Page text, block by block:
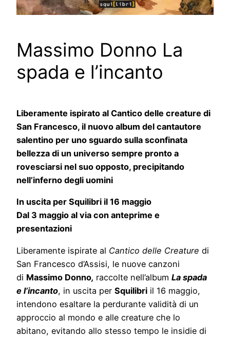
Massimo Donno La
spada e l’incanto
Liberamente ispirato al Cantico delle creature di
San Francesco, il nuovo album del cantautore
salentino per uno sguardo sulla sconfinata
bellezza di un universo sempre pronto a
rovesciarsi nel suo opposto, precipitando
nell’inferno degli uomini
In uscita per Squilibri il 16 maggio
Dal 3 maggio al via con anteprime e
presentazioni
Liberamente ispirate al Cantico delle Creature di
San Francesco d’Assisi, le nuove canzoni
di Massimo Donno, raccolte nell’album La spada
e l’incanto, in uscita per Squilibri il 16 maggio,
intendono esaltare la perdurante validità di un
approccio al mondo e alle creature che lo
abitano, evitando allo stesso tempo le insidie di